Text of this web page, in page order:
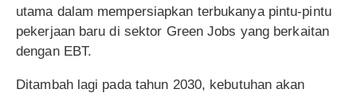
utama dalam mempersiapkan terbukanya pintu-pintu
pekerjaan baru di sektor Green Jobs yang berkaitan
dengan EBT.
Ditambah lagi pada tahun 2030, kebutuhan akan